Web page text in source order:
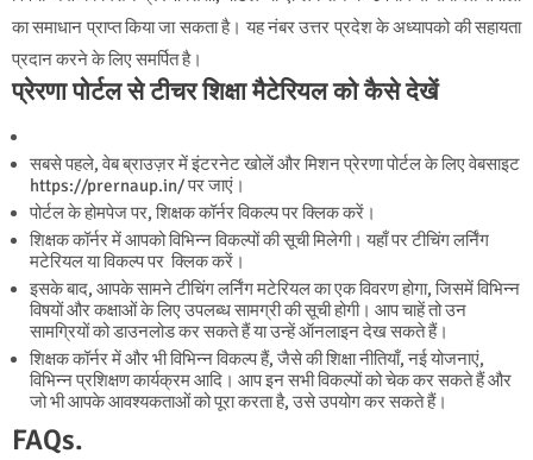
का समाधान प्राप्त किया जा सकता है। यह नंबर उत्तर प्रदेश के अध्यापको की सहायता
प्रदान करने के लिए समर्पित है।
प्रेरणा पोर्टल से टीचर शिक्षा मैटेरियल को कैसे देखें
सबसे पहले, वेब ब्राउज़र में इंटरनेट खोलें और मिशन प्रेरणा पोर्टल के लिए वेबसाइट
https://prernaup.in/ पर जाएं।
पोर्टल के होमपेज पर, शिक्षक कॉर्नर विकल्प पर क्लिक करें।
शिक्षक कॉर्नर में आपको विभिन्न विकल्पों की सूची मिलेगी। यहाँ पर टीचिंग लर्निंग
मटेरियल या विकल्प पर क्लिक करें।
इसके बाद, आपके सामने टीचिंग लर्निंग मटेरियल का एक विवरण होगा, जिसमें विभिन्न
विषयों और कक्षाओं के लिए उपलब्ध सामग्री की सूची होगी। आप चाहें तो उन
सामग्रियों को डाउनलोड कर सकते हैं या उन्हें ऑनलाइन देख सकते हैं।
शिक्षक कॉर्नर में और भी विभिन्न विकल्प हैं, जैसे की शिक्षा नीतियाँ, नई योजनाएं,
विभिन्न प्रशिक्षण कार्यक्रम आदि। आप इन सभी विकल्पों को चेक कर सकते हैं और
जो भी आपके आवश्यकताओं को पूरा करता है, उसे उपयोग कर सकते हैं।
FAQs.